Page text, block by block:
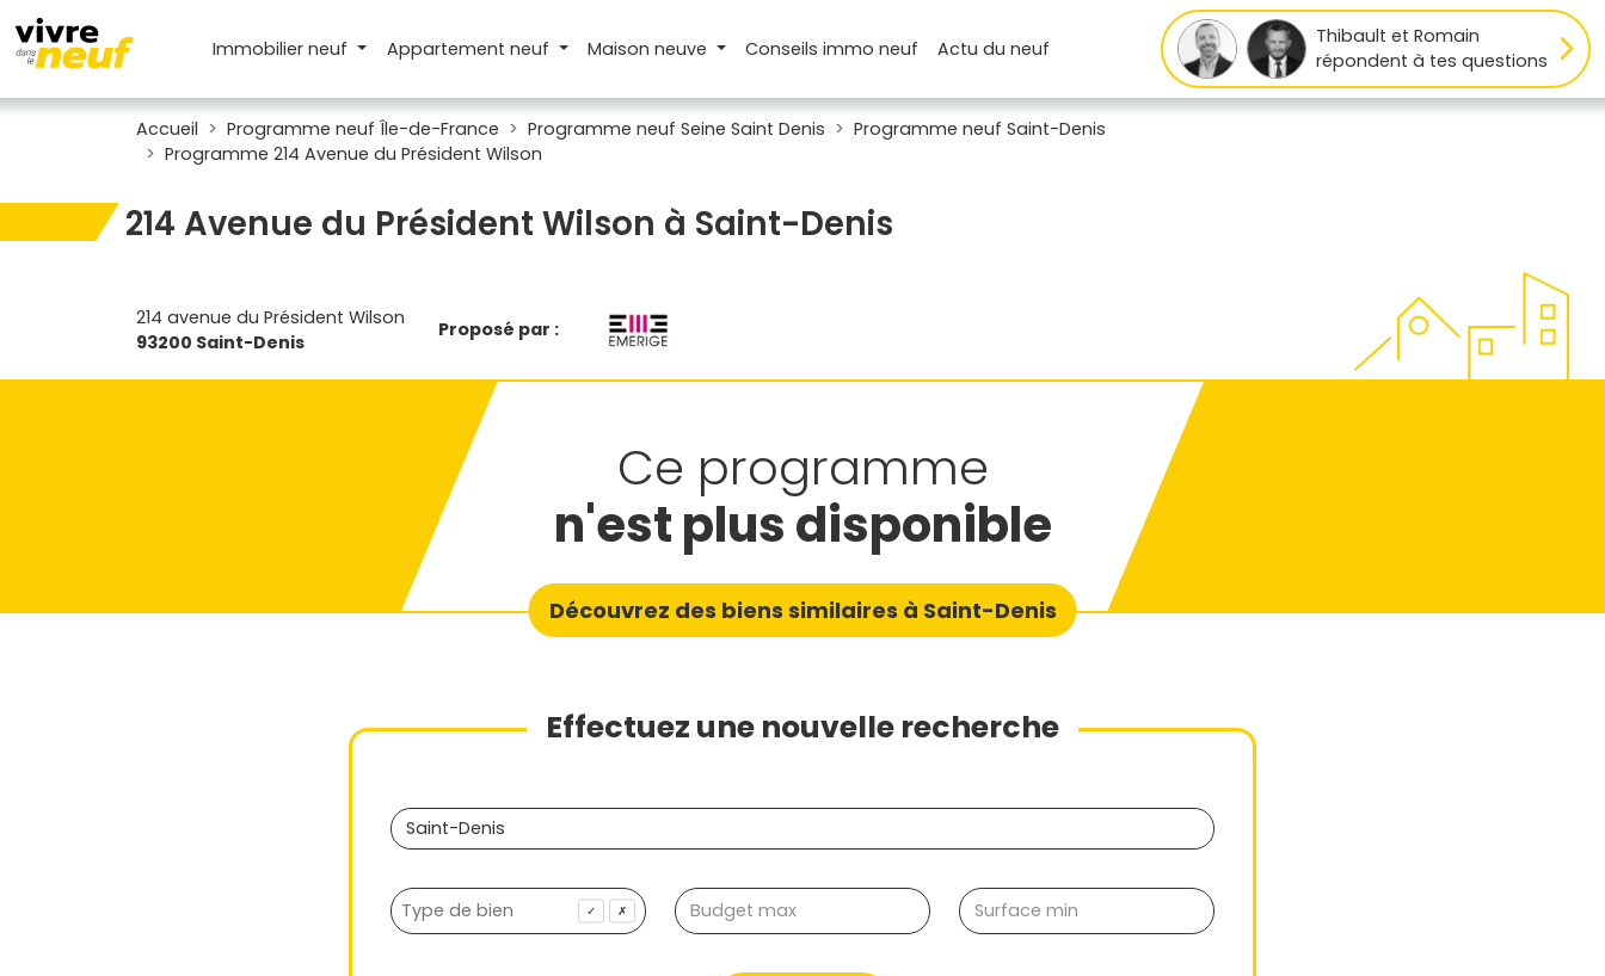
Immobilier neuf Appartement neuf Maison neuve Conseilsimmo neuf Actudu neuf
Thibault et Romain
répondent à tes questions
Accueil Programme neuf Île-de-France Programme neuf Seine Saint Denis
Programme neuf Saint-Denis
Programme 214 Avenue du Président Wilson
214 Avenue du Président Wilson à Saint-Denis
214 avenue du Président Wilson
93200 Saint-Denis
Proposé par :
Ce programme
n'est plus disponible
Découvrez des biens similaires à Saint-Denis
Effectuez une nouvelle recherche
✓ ✗